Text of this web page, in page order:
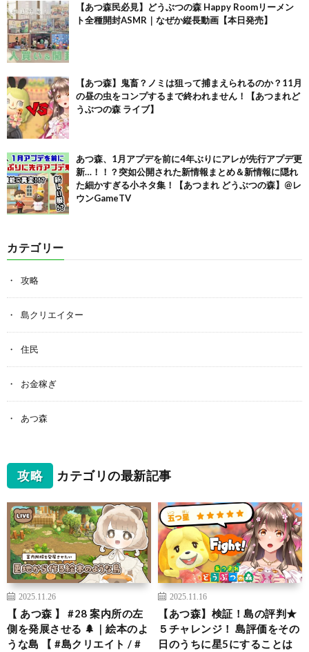
【あつ森民必見】どうぶつの森 Happy Roomリーメン
ト全種開封ASMR｜なぜか縦長動画【本日発売】
【あつ森】鬼畜？ノミは狙って捕まえられるのか？11月
の昼の虫をコンプするまで終われません！【あつまれど
うぶつの森 ライブ】
あつ森、1月アプデを前に4年ぶりにアレが先行アプデ更
新…！！？突如公開された新情報まとめ＆新情報に隠れ
た細かすぎる小ネタ集！【あつまれ どうぶつの森】@レ
ウンGameTV
カテゴリー
攻略
島クリエイター
住民
お金稼ぎ
あつ森
攻略 カテゴリの最新記事
2025.11.26
【 あつ森 】 #28 案内所の左
側を発展させる 🌲｜絵本のよ
うな島 【 #島クリエイト / #
2025.11.16
【あつ森】検証！島の評判★
５チャレンジ！ 島評価をその
日のうちに星5にすることは